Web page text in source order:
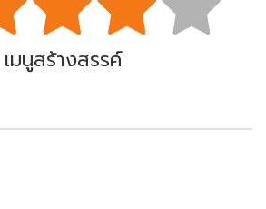
เมนูสร้างสรรค์